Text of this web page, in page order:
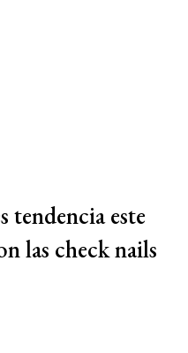
tendencia este
las check nails